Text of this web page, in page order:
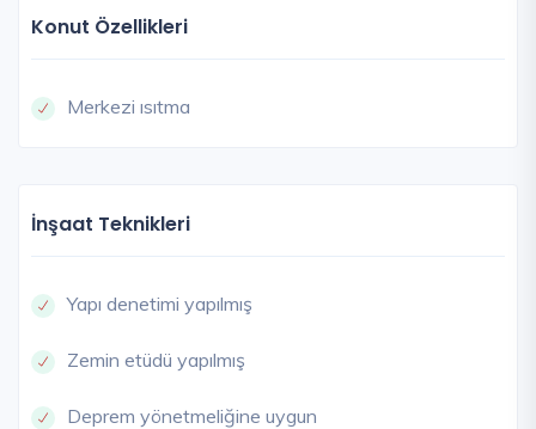
Konut Özellikleri
Merkezi ısıtma
İnşaat Teknikleri
Yapı denetimi yapılmış
Zemin etüdü yapılmış
Deprem yönetmeliğine uygun